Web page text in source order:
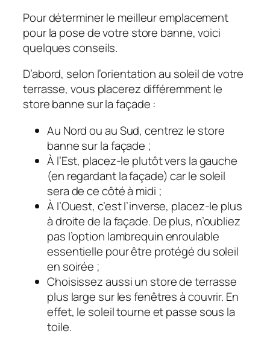
Pour déterminer le meilleur emplacement
pour la pose de votre store banne, voici
quelques conseils.
D’abord, selon l’orientation au soleil de votre
terrasse, vous placerez différemment le
store banne sur la façade :
Au Nord ou au Sud, centrez le store
banne sur la façade ;
À l’Est, placez-le plutôt vers la gauche
(en regardant la façade) car le soleil
sera de ce côté à midi ;
À l’Ouest, c’est l’inverse, placez-le plus
à droite de la façade. De plus, n’oubliez
pas l’option lambrequin enroulable
essentielle pour être protégé du soleil
en soirée ;
Choisissez aussi un store de terrasse
plus large sur les fenêtres à couvrir. En
effet, le soleil tourne et passe sous la
toile.